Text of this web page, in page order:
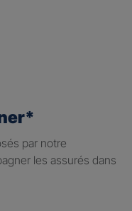
par notre
les assurés dans